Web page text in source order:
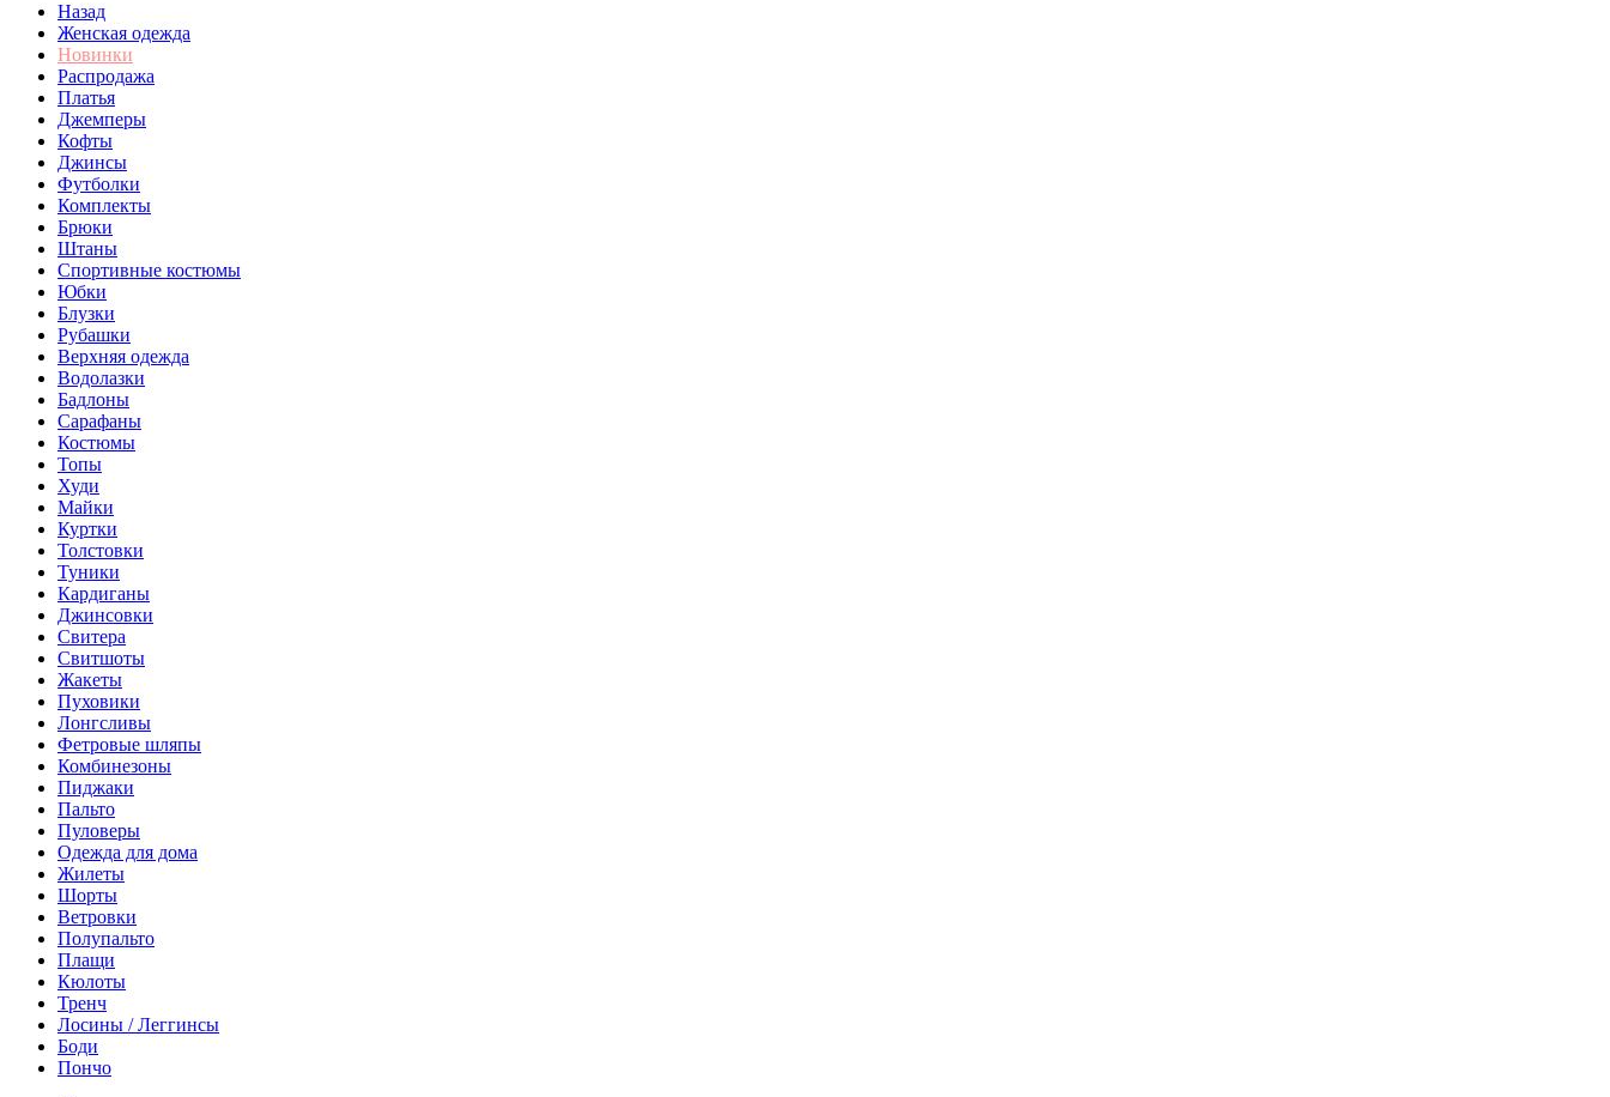
Назад
Женская одежда
Новинки
Распродажа
Платья
Джемперы
Кофты
Джинсы
Футболки
Комплекты
Брюки
Штаны
Спортивные костюмы
Юбки
Блузки
Рубашки
Верхняя одежда
Водолазки
Бадлоны
Сарафаны
Костюмы
Топы
Худи
Майки
Куртки
Толстовки
Туники
Кардиганы
Джинсовки
Свитера
Свитшоты
Жакеты
Пуховики
Лонгсливы
Фетровые шляпы
Комбинезоны
Пиджаки
Пальто
Пуловеры
Одежда для дома
Жилеты
Шорты
Ветровки
Полупальто
Плащи
Кюлоты
Тренч
Лосины / Леггинсы
Боди
Пончо